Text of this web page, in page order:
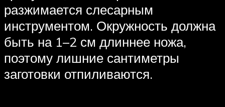
разжимается слесарным
инструментом. Окружность должна
быть на 1–2 см длиннее ножа,
поэтому лишние сантиметры
заготовки отпиливаются.